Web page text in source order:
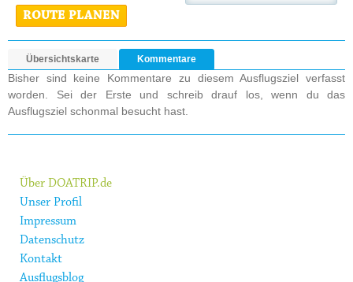
ROUTE PLANEN
Übersichtskarte Kommentare
Bisher sind keine Kommentare zu diesem Ausflugsziel verfasst
worden. Sei der Erste und schreib drauf los, wenn du das
Ausflugsziel schonmal besucht hast.
Über DOATRIP.de
Unser Profil
Impressum
Datenschutz
Kontakt
Ausflugsblog